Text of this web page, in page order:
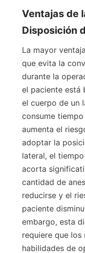
Ventajas de
Disposición
La mayor
que evita la
durante la
el paciente está
el cuerpo de un
consume
aumenta el
adoptar la
lateral, el
acorta
cantidad de
reducirse y el
paciente
embargo, esta
requiere que
habilidades de